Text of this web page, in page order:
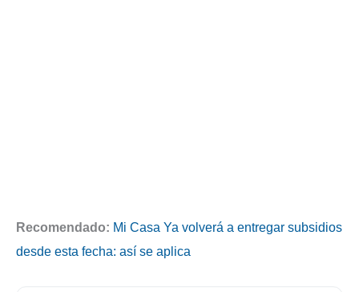
Recomendado: Mi Casa Ya volverá a entregar subsidios
desde esta fecha: así se aplica